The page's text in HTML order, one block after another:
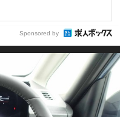
Sponsored by